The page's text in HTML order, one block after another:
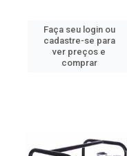
Faça seu login ou
cadastre-se para
ver preços e
comprar